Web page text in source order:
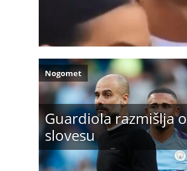
Guardiola razmišlja o
slovesu
Nogomet